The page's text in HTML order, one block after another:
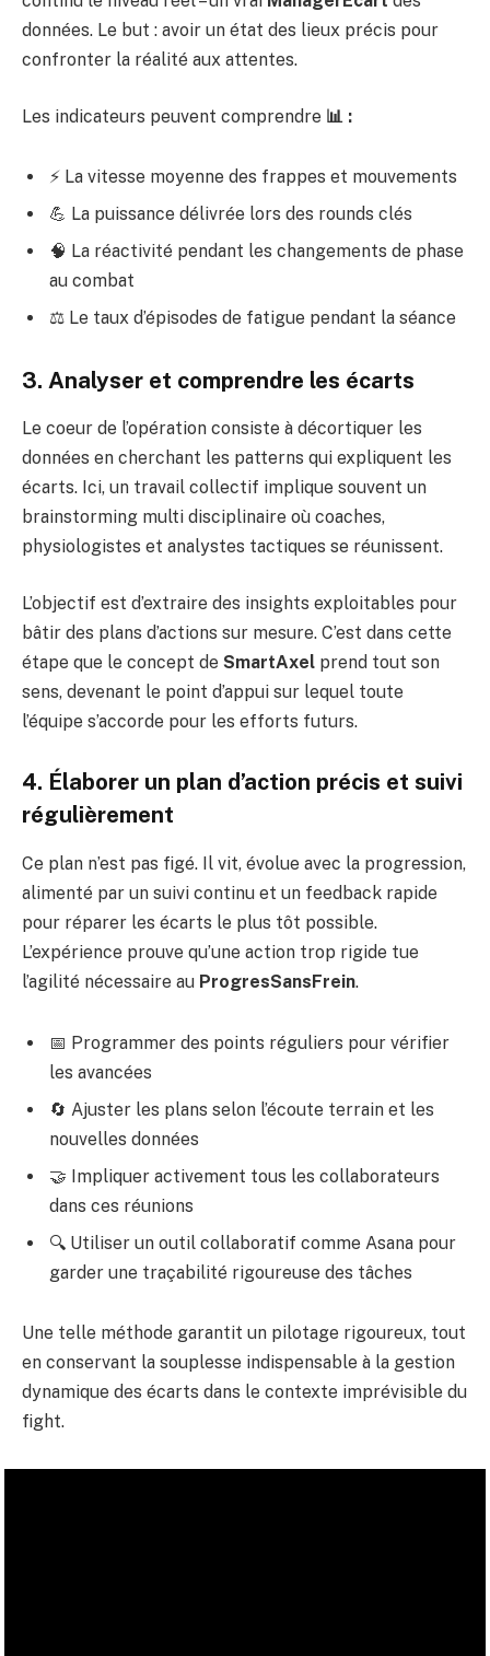
données. Le but : avoir un état des lieux précis pour
confronter la réalité aux attentes.
Les indicateurs peuvent comprendre 📊 :
⚡ La vitesse moyenne des frappes et mouvements
💪 La puissance délivrée lors des rounds clés
🧠 La réactivité pendant les changements de phase
au combat
⚖️ Le taux d’épisodes de fatigue pendant la séance
3. Analyser et comprendre les écarts
Le coeur de l’opération consiste à décortiquer les
données en cherchant les patterns qui expliquent les
écarts. Ici, un travail collectif implique souvent un
brainstorming multi disciplinaire où coaches,
physiologistes et analystes tactiques se réunissent.
L’objectif est d’extraire des insights exploitables pour
bâtir des plans d’actions sur mesure. C’est dans cette
étape que le concept de SmartAxel prend tout son
sens, devenant le point d’appui sur lequel toute
l’équipe s’accorde pour les efforts futurs.
4. Élaborer un plan d’action précis et suivi
régulièrement
Ce plan n’est pas figé. Il vit, évolue avec la progression,
alimenté par un suivi continu et un feedback rapide
pour réparer les écarts le plus tôt possible.
L’expérience prouve qu’une action trop rigide tue
l’agilité nécessaire au ProgresSansFrein.
📅 Programmer des points réguliers pour vérifier
les avancées
🔄 Ajuster les plans selon l’écoute terrain et les
nouvelles données
🤝 Impliquer activement tous les collaborateurs
dans ces réunions
🔍 Utiliser un outil collaboratif comme Asana pour
garder une traçabilité rigoureuse des tâches
Une telle méthode garantit un pilotage rigoureux, tout
en conservant la souplesse indispensable à la gestion
dynamique des écarts dans le contexte imprévisible du
fight.